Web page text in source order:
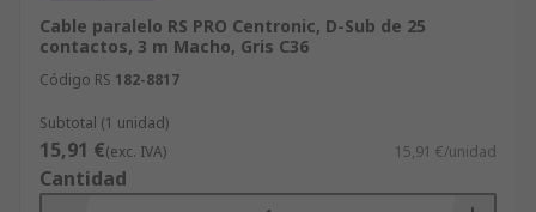
Cable paralelo RS PRO Centronic, D-Sub de 25
contactos, 3 m Macho, Gris C36
Código RS 182-8817
Subtotal (1 unidad)
15,91 €(exc. IVA) 15,91 €/unidad
Cantidad